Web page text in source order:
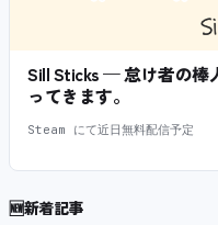
Sill Sticks — 怠け者の棒
ってきます。
Steam にて近日無料配信予定
🆕新着記事